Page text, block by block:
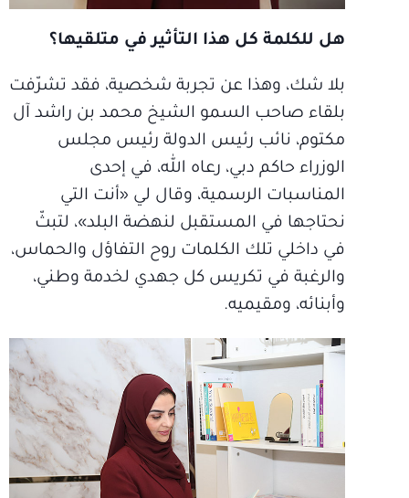
هل للكلمة كل هذا التأثير في متلقيها؟
بلا شك، وهذا عن تجربة شخصية، فقد تشرّفت
بلقاء صاحب السمو الشيخ محمد بن راشد آل
مكتوم، نائب رئيس الدولة رئيس مجلس
الوزراء حاكم دبي، رعاه الله، في إحدى
المناسبات الرسمية، وقال لي «أنت التي
نحتاجها في المستقبل لنهضة البلد»، لتبثّ
في داخلي تلك الكلمات روح التفاؤل والحماس،
والرغبة في تكريس كل جهدي لخدمة وطني،
وأبنائه، ومقيميه.